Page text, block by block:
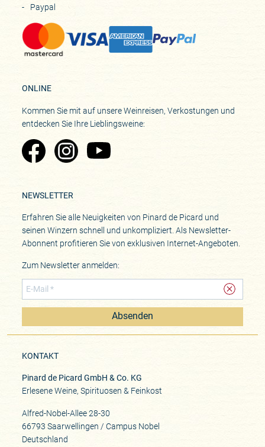
Paypal
ONLINE
Kommen Sie mit auf unsere Weinreisen, Verkostungen und
entdecken Sie Ihre Lieblingsweine:
Zu Pinard's Facebook-Seite
Zu Pinard's Instagram-Seite
Zu Pinard's YouTube-Seite
NEWSLETTER
Erfahren Sie alle Neuigkeiten von Pinard de Picard und
seinen Winzern schnell und unkompliziert. Als Newsletter-
Abonnent profitieren Sie von exklusiven Internet-Angeboten.
Zum Newsletter anmelden:
Absenden
KONTAKT
Pinard de Picard GmbH & Co. KG
Erlesene Weine, Spirituosen & Feinkost
Alfred-Nobel-Allee 28-30
66793 Saarwellingen / Campus Nobel
Deutschland